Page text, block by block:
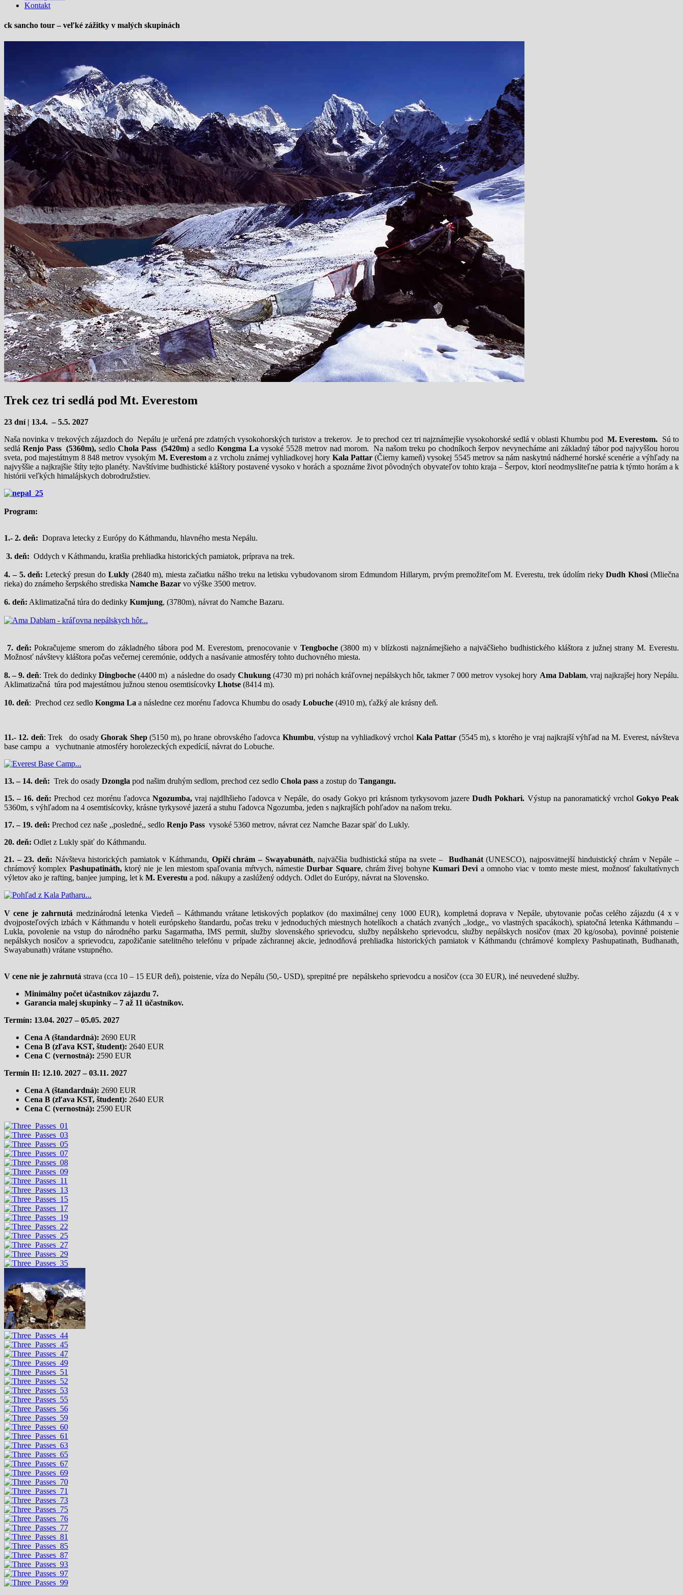
Kontakt
ck sancho tour – veľké zážitky v malých skupinách
Trek cez tri sedlá pod Mt. Everestom
23 dní | 13.4. – 5.5. 2027
Naša novinka v trekových zájazdoch do Nepálu je určená pre zdatných vysokohorských turistov a trekerov. Je to prechod cez tri najznámejšie vysokohorské sedlá v oblasti Khumbu podM. Everestom. Sú to
sedlá Renjo Pass (5360m),sedlo Chola Pass (5420m)a sedlo Kongma La vysoké 5528 metrov nad morom. Na našom treku po chodníkoch šerpov nevynecháme ani základný tábor pod najvyššou horou
sveta, pod majestátnym 8 848 metrov vysokým M. Everestoma z vrcholu známej vyhliadkovej hory Kala Pattar(Čierny kameň) vysokej 5545 metrov sa nám naskytnú nádherné horské scenérie a výhľady na
najvyššie a najkrajšie štíty tejto planéty. Navštívime budhistické kláštory postavené vysoko v horách a spoznáme život pôvodných obyvateľov tohto kraja – Šerpov, ktorí neodmysliteľne patria k týmto horám a k
histórii veľkých himalájskych dobrodružstiev.
Program:
1.- 2. deň: Doprava letecky z Európy do Káthmandu, hlavného mesta Nepálu.
3. deň: Oddych v Káthmandu, kratšia prehliadka historických pamiatok, príprava na trek.
4. – 5. deň: Letecký presun do Lukly (2840 m), miesta začiatku nášho treku na letisku vybudovanom sirom Edmundom Hillarym, prvým premožiteľom M. Everestu, trek údolím riekyDudh Khosi(Mliečna
rieka) do známeho šerpského strediska Namche Bazar vo výške 3500 metrov.
6. deň: Aklimatizačná túra do dedinky Kumjung, (3780m), návrat do Namche Bazaru.
7. deň: Pokračujeme smerom do základného tábora pod M. Everestom, prenocovanie v Tengboche(3800 m) v blízkosti najznámejšieho a najväčšieho budhistického kláštora z južnej strany M. Everestu.
Možnosť návštevy kláštora počas večernej ceremónie, oddych a nasávanie atmosféry tohto duchovného miesta.
8. – 9. deň: Trek do dedinky Dingboche (4400 m) a následne do osadyChukung(4730 m) pri nohách kráľovnej nepálskych hôr, takmer 7 000 metrov vysokej hory Ama Dablam, vraj najkrajšej hory Nepálu.
Aklimatizačná túra pod majestátnou južnou stenou osemtisícovky Lhotse (8414 m).
10. deň: Prechod cez sedlo Kongma La a následne cez morénu ľadovca Khumbu do osady Lobuche (4910 m), ťažký ale krásny deň.
11.- 12. deň: Trek do osadyGhorak Shep(5150 m), po hrane obrovského ľadovca Khumbu, výstup na vyhliadkový vrchol Kala Pattar (5545 m), s ktorého je vraj najkrajší výhľad na M. Everest, návšteva
base campu a vychutnanie atmosféry horolezeckých expedícií, návrat do Lobuche.
13. – 14. deň: Trek do osady Dzongla pod našim druhým sedlom, prechod cez sedlo Chola pass a zostup do Tangangu.
15. – 16. deň:Prechod cez morénu ľadovca Ngozumba, vraj najdlhšieho ľadovca v Nepále, do osady Gokyo pri krásnom tyrkysovom jazereDudh Pokhari. Výstup na panoramatický vrchol Gokyo Peak
5360m, s výhľadom na 4 osemtisícovky, krásne tyrkysové jazerá a stuhu ľadovca Ngozumba, jeden s najkrajších pohľadov na našom treku.
17. – 19. deň: Prechod cez naše ,,posledné,, sedlo Renjo Pass vysoké 5360 metrov, návrat cez Namche Bazar späť do Lukly.
20. deň: Odlet z Lukly späť do Káthmandu.
21. – 23. deň: Návšteva historických pamiatok v Káthmandu, Opičí chrám – Swayabunáth, najväčšia budhistická stúpa na svete – Budhanát(UNESCO), najposvätnejší hinduistický chrám v Nepále –
chrámový komplex Pashupatináth, ktorý nie je len miestom spaľovania mŕtvych, námestieDurbar Square, chrám živej bohyne Kumari Devi a omnoho viac v tomto meste miest, možnosť fakultatívnych
výletov ako je rafting, banjee jumping, let k M. Everestu a pod. nákupy a zaslúžený oddych. Odlet do Európy, návrat na Slovensko.
V cene je zahrnutá medzinárodná letenka Viedeň – Káthmandu vrátane letiskových poplatkov (do maximálnej ceny 1000 EUR), kompletná doprava v Nepále, ubytovanie počas celého zájazdu (4 x v
dvojposteľových izbách v Káthmandu v hoteli európskeho štandardu, počas treku v jednoduchých miestnych hotelíkoch a chatách zvaných ,,lodge,, vo vlastných spacákoch), spiatočná letenka Káthmandu –
Lukla, povolenie na vstup do národného parku Sagarmatha, IMS permit, služby slovenského sprievodcu, služby nepálskeho sprievodcu, služby nepálskych nosičov (max 20 kg/osoba), povinné poistenie
nepálskych nosičov a sprievodcu, zapožičanie satelitného telefónu v prípade záchrannej akcie, jednodňová prehliadka historických pamiatok v Káthmandu (chrámové komplexy Pashupatinath, Budhanath,
Swayabunath) vrátane vstupného.
V cene nie je zahrnutá strava (cca 10 – 15 EUR deň), poistenie, víza do Nepálu (50,- USD), sprepitné pre nepálskeho sprievodcu a nosičov (cca 30 EUR), iné neuvedené služby.
Minimálny počet účastníkov zájazdu 7.
Garancia malej skupinky – 7 až 11 účastníkov.
Termín: 13.04. 2027 – 05.05. 2027
Cena A (štandardná): 2690 EUR
Cena B (zľava KST, študent): 2640 EUR
Cena C (vernostná): 2590 EUR
Termín II: 12.10. 2027 – 03.11. 2027
Cena A (štandardná): 2690 EUR
Cena B (zľava KST, študent): 2640 EUR
Cena C (vernostná): 2590 EUR